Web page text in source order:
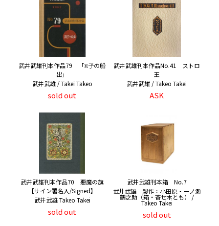
武井武雄刊本作品79 「π子の船
出」
武井武雄 / Takei Takeo
sold out
武井武雄刊本作品No.41 ストロ
王
武井武雄 / Takeo Takei
ASK
武井武雄刊本作品70 悪魔の旗
【サイン署名入/Signed】
武井武雄 Takeo Takei
sold out
武井武雄刊本箱 No.7
武井武雄 製作：小田原・一ノ瀬
鶴之助（箱・寄せ木とも） /
Takeo Takei
sold out